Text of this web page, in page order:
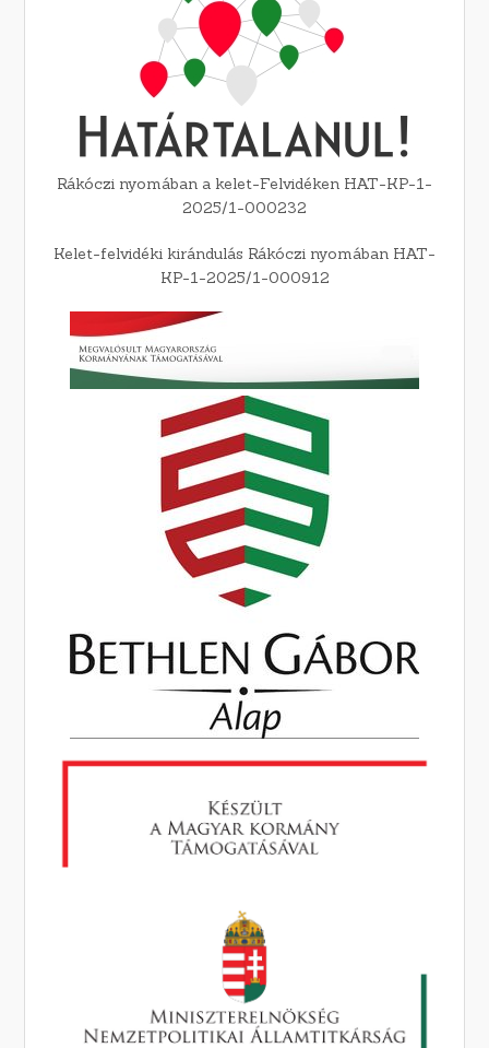
Rákóczi nyomában a kelet-Felvidéken HAT-KP-1-
2025/1-000232
Kelet-felvidéki kirándulás Rákóczi nyomában HAT-
KP-1-2025/1-000912